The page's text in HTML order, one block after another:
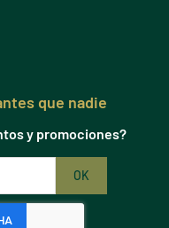
que nadie
y promociones?